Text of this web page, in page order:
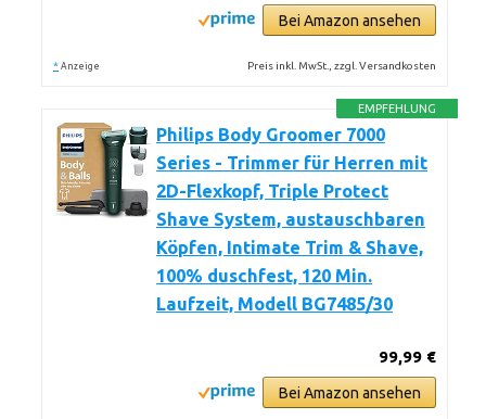
Bei Amazon ansehen
* Anzeige Preis inkl. MwSt., zzgl. Versandkosten
EMPFEHLUNG
Philips Body Groomer 7000
Series - Trimmer für Herren mit
2D-Flexkopf, Triple Protect
Shave System, austauschbaren
Köpfen, Intimate Trim & Shave,
100% duschfest, 120 Min.
Laufzeit, Modell BG7485/30
99,99 €
Bei Amazon ansehen